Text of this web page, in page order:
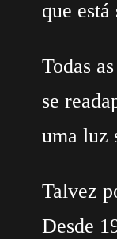
que
Todas
se
uma luz
Talvez
Desde